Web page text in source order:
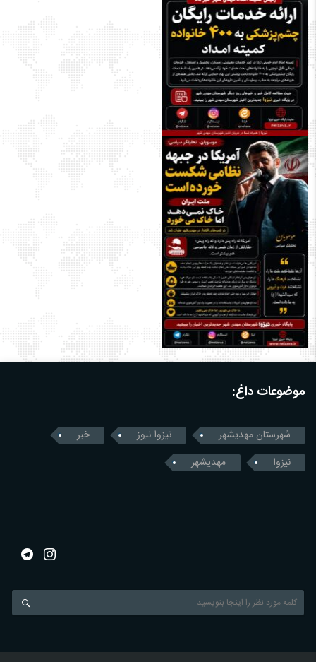
موضوعات داغ:
شهرستان مهدیشهر نیزوا نیوز
خبر
نیزوا
مهدیشهر